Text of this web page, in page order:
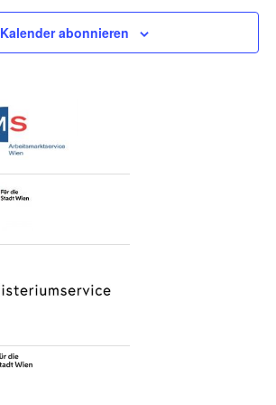
Kalender abonnieren